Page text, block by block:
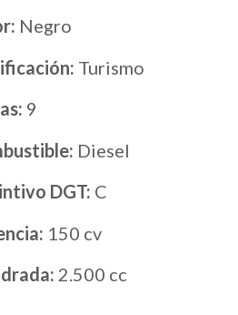
Negro
Turismo
9
Diesel
DGT: C
150 cv
2.500 cc